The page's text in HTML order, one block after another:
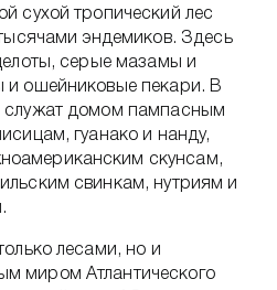
сухой тропический лес
эндемиков. Здесь
серые мазамы и
и ошейниковые пекари. В
домом пампасным
гуанако и нанду,
скунсам,
свинкам, нутриям и
лесами, но и
миром Атлантического